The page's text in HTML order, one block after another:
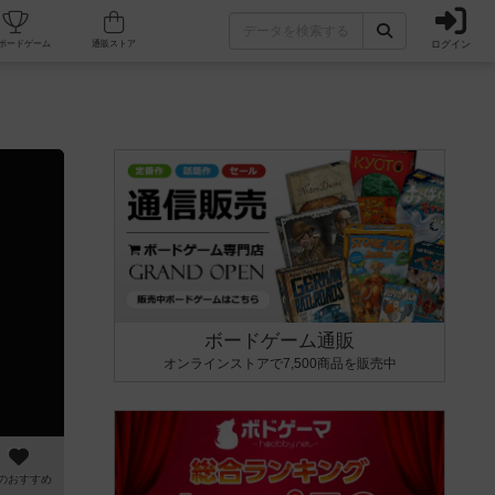
フェ/店舗 人気ボードゲーム ログイン
おすすめ
ボードゲーム通販
オンラインストアで7,500商品を販売中